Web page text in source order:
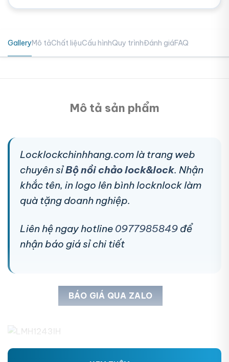
GalleryMô tảChất liệuCấu hìnhQuy trìnhĐánh giáFAQ
Mô tả sản phẩm
Locklockchinhhang.com là trang web
chuyên sỉBộ nồi chảo lock&lock. Nhận
khắc tên, in logo lên bình locknlock làm
quà tặng doanh nghiệp.
Liên hệ ngay hotline 0977985849 để
nhận báo giá sỉ chi tiết
BÁO GIÁ QUA ZALO